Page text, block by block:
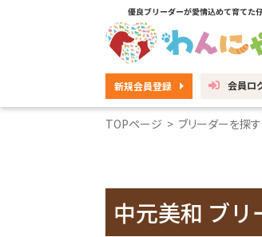
新規会員登録 会員ロ
TOPページ > ブリーダーを探す
中元美和 ブリ